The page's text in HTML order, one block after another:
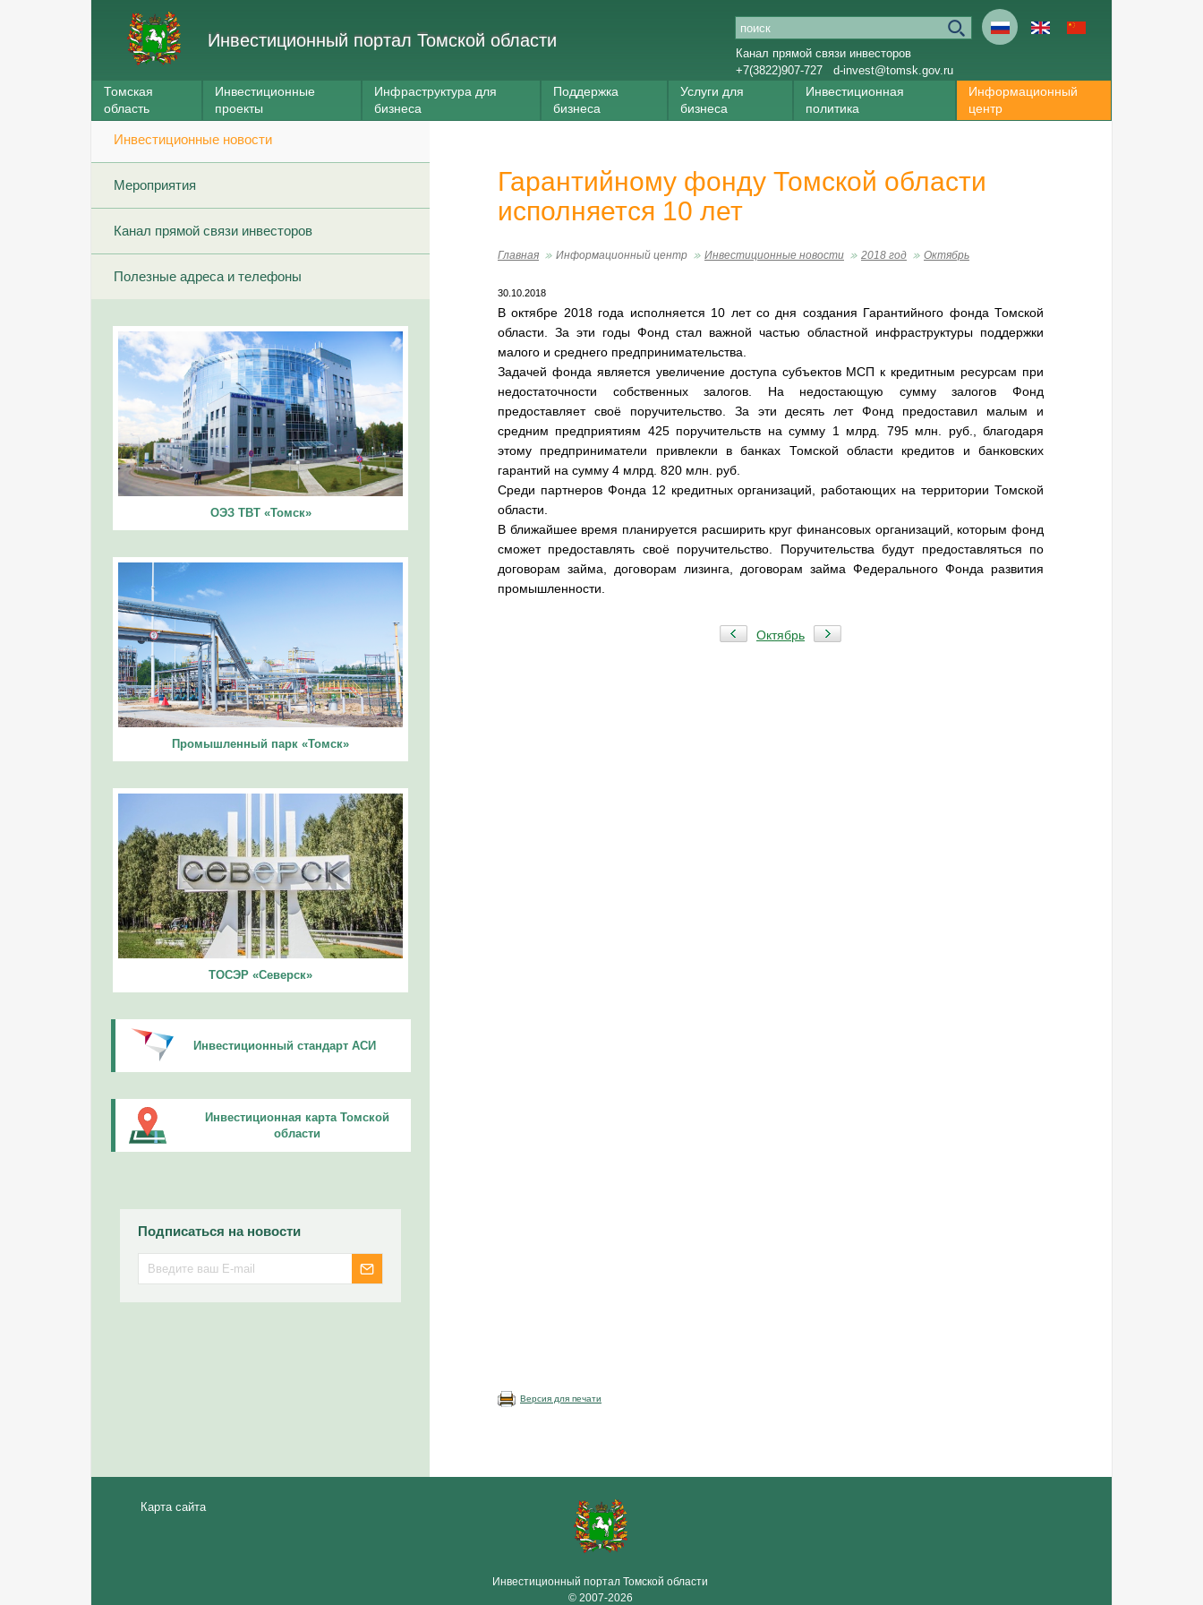
Инвестиционный портал Томской области
Канал прямой связи инвесторов
+7(3822)907-727
d-invest@tomsk.gov.ru
Томская
область
Инвестиционные
проекты
Инфраструктура для
бизнеса
Поддержка
бизнеса
Услуги для
бизнеса
Инвестиционная
политика
Информационный
центр
Инвестиционные новости
Мероприятия
Канал прямой связи инвесторов
Полезные адреса и телефоны
ОЭЗ ТВТ «Томск»
Промышленный парк «Томск»
ТОСЭР «Северск»
Инвестиционный стандарт АСИ
Инвестиционная карта Томской
области
Подписаться на новости
Гарантийному фонду Томской области
исполняется 10 лет
Главная Информационный центр Инвестиционные новости 2018 год Октябрь
30.10.2018
В октябре 2018 года исполняется 10 лет со дня создания Гарантийного фонда Томской
области. За эти годы Фонд стал важной частью областной инфраструктуры поддержки
малого и среднего предпринимательства.
Задачей фонда является увеличение доступа субъектов МСП к кредитным ресурсам при
недостаточности собственных залогов. На недостающую сумму залогов Фонд
предоставляет своё поручительство. За эти десять лет Фонд предоставил малым и
средним предприятиям 425 поручительств на сумму 1 млрд. 795 млн. руб., благодаря
этому предприниматели привлекли в банках Томской области кредитов и банковских
гарантий на сумму 4 млрд. 820 млн. руб.
Среди партнеров Фонда 12 кредитных организаций, работающих на территории Томской
области.
В ближайшее время планируется расширить круг финансовых организаций, которым фонд
сможет предоставлять своё поручительство. Поручительства будут предоставляться по
договорам займа, договорам лизинга, договорам займа Федерального Фонда развития
промышленности.
Октябрь
Версия для печати
Карта сайта
Инвестиционный портал Томской области
© 2007-2026